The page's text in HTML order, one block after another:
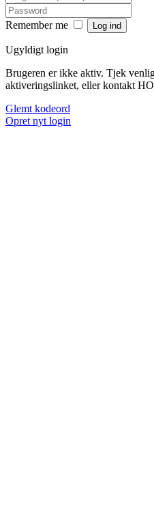
Remember me
Ugyldigt login
Brugeren er ikke aktiv. Tjek
aktiveringslinket, eller kontakt
Glemt kodeord
Opret nyt login